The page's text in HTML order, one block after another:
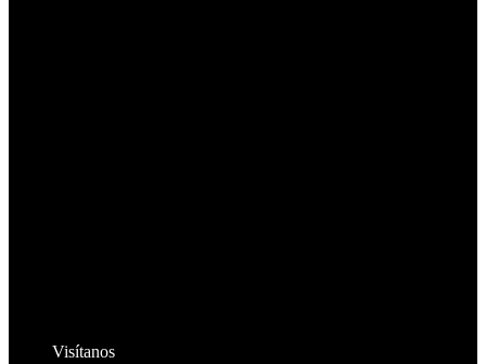
Visítanos